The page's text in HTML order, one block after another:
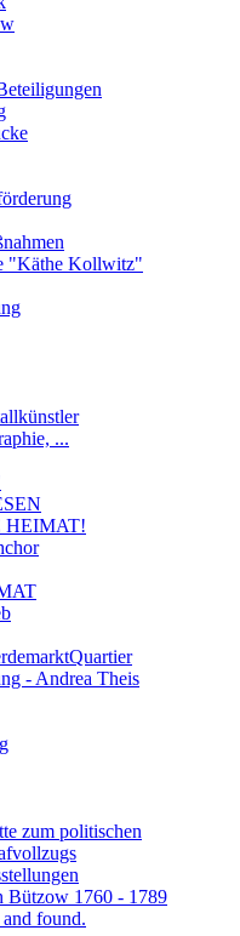
"Käthe Kollwitz"
...
HEIMAT!
- Andrea Theis
zum politischen
Bützow 1760 - 1789
found.